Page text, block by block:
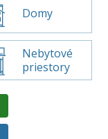
Domy
Nebytové
priestory